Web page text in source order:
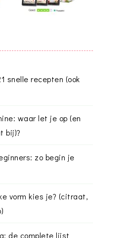
snelle recepten (ook
waar let je op (en
bij)?
zo begin je
vorm kies je? (citraat,
de complete lijst